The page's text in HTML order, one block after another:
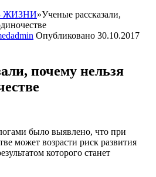
ЖИЗНИ»Ученые рассказали,
Опубликовано 30.10.2017
почему нельзя
было выявлено, что при
может возрасти риск развития
которого станет